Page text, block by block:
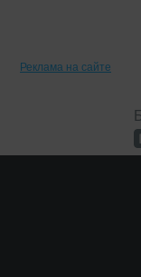
Реклама на сайте